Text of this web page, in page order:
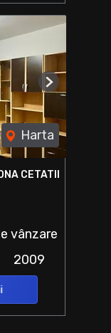
Harta
Next
CETATII
vânzare
2009